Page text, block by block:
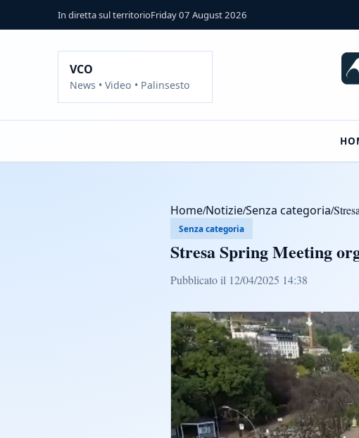
In diretta sul territorioFriday 07 August 2026
VCO
News • Video • Palinsesto
Home/Notizie/Senza categoria/
Senza categoria
Stresa Spring Meeting
Pubblicato il 12/04/2025 14:38